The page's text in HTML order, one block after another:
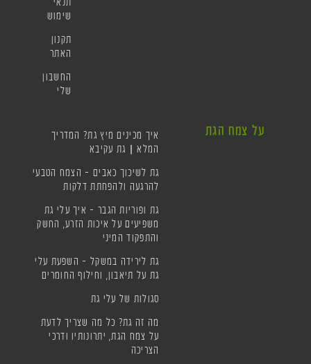
שימוש
תקנון
האתר
החשבון
שלי
על צמח הגת
איך מכינים מיץ גת? המדריך
המלא | גת עקיבא
גת לשיכוך כאבים – הצמח הטבעי
להרגעה ולהפחתת דלקות
גת ופוריות הגבר – איך עלי גת
משפיעים על איכות הזרע, החשק
והתפקוד המיני
גת לירידה במשקל – השפעת עלי
גת על תיאבון, וחילוף החומרים
סגולות של עלי גת
מה זה גת? כל מה שצריך לדעת
על צמח הגת, יתרונותיו ודרכי
הצריכה